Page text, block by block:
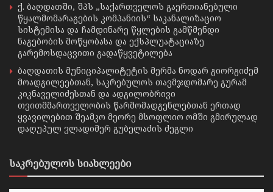
ქ. ბაღდათში, შპს „საქართველოს გაერთიანებული
წყალმომარაგების კომპანიის“ საკანალიზაციო
სისტემისა და ჩამდინარე წყლების გამწმენდი
ნაგებობის მოწყობასა და ექსპლუატაციაზე
გარემოსდაცვითი გადაწყვეტილება
ბაღდათის მუნიციპალიტეტის მერმა ნოდარ გიორგიძემ
მოადგილეებთან, საკრებულოს თავმჯდომარე გურამ
კიკნაველიძესთან და ადგილობრივი
თვითმმართველობის წარმომადგენლებთან ერთად
ყვავილებით შეამკო მეორე მსოფლიო ომში გმირულად
დაღუპულ ვლადიმერ გუბელაძის ძეგლი
საკრებულოს სიახლეები